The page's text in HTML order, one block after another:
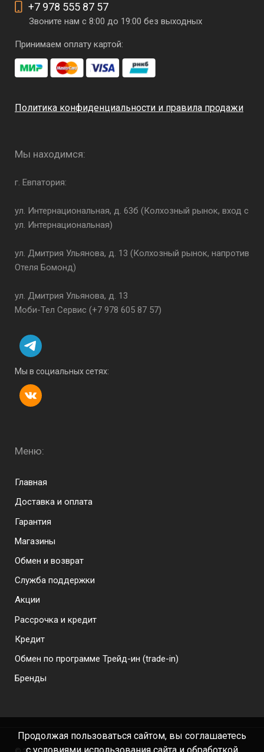
+7 978 555 87 57
Звоните нам с 8:00 до 19:00 без выходных
Принимаем оплату картой:
Политика конфиденциальности и правила продажи
Меню:
Menu footer
Главная
Доставка и оплата
Гарантия
Магазины
Обмен и возврат
Служба поддержки
Акции
Рассрочка и кредит
Кредит
Обмен по программе Трейд-ин (trade-in)
Бренды
Мы находимся:
г. Евпатория:
ул. Интернациональная, д. 63б (Колхозный рынок, вход с
ул. Интернациональная)
ул. Дмитрия Ульянова, д. 13 (Колхозный рынок, напротив
Отеля Бомонд)
ул. Дмитрия Ульянова, д. 13
Моби-Тел Сервис (+7 978 605 87 57)
Мы в социальных сетях:
Продолжая пользоваться сайтом, вы соглашаетесь